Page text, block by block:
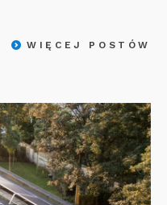
WIĘCEJ POSTÓW